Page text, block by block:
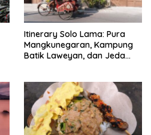
Itinerary Solo Lama: Pura
Mangkunegaran, Kampung
Batik Laweyan, dan Jeda